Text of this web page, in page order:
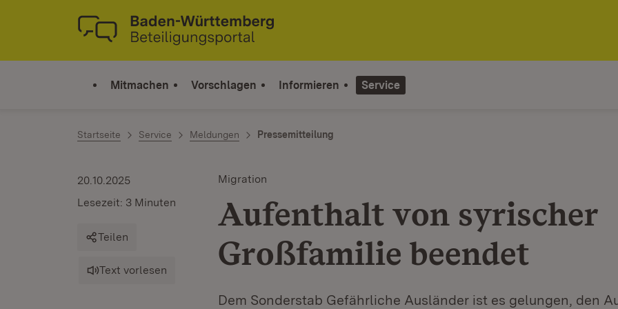
Zum Inhalt springen
Link zur Startseite
Mitmachen Vorschlagen Informieren Service
Startseite Service Meldungen Pressemitteilung
Migration
Aufenthalt von syrischer
Großfamilie beendet
Dem Sonderstab Gefährliche Ausländer ist es gelungen, den
20.10.2025
Lesezeit: 3 Minuten
Teilen
Text vorlesen